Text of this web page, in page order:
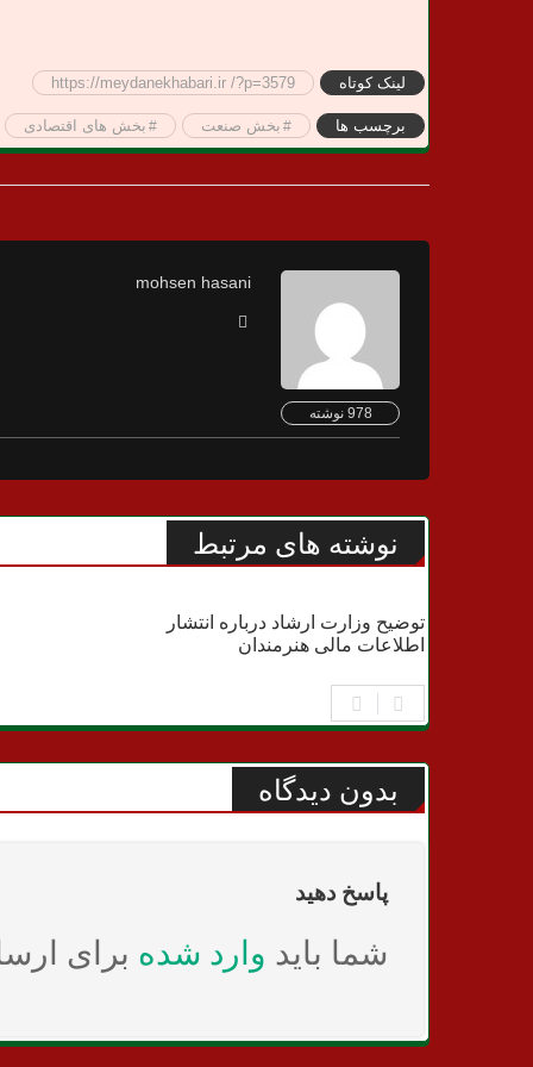
لینک کوتاه https://meydanekhabari.ir /?p=3579
برچسب ها بخش صنعت بخش های اقتصادی
978 نوشته
mohsen hasani
نوشته های مرتبط
رادیو تلویزیون
توضیح وزارت ارشاد درباره انتشار
اطلاعات مالی هنرمندان
بدون دیدگاه
پاسخ دهید
شما باید وارد شده برای